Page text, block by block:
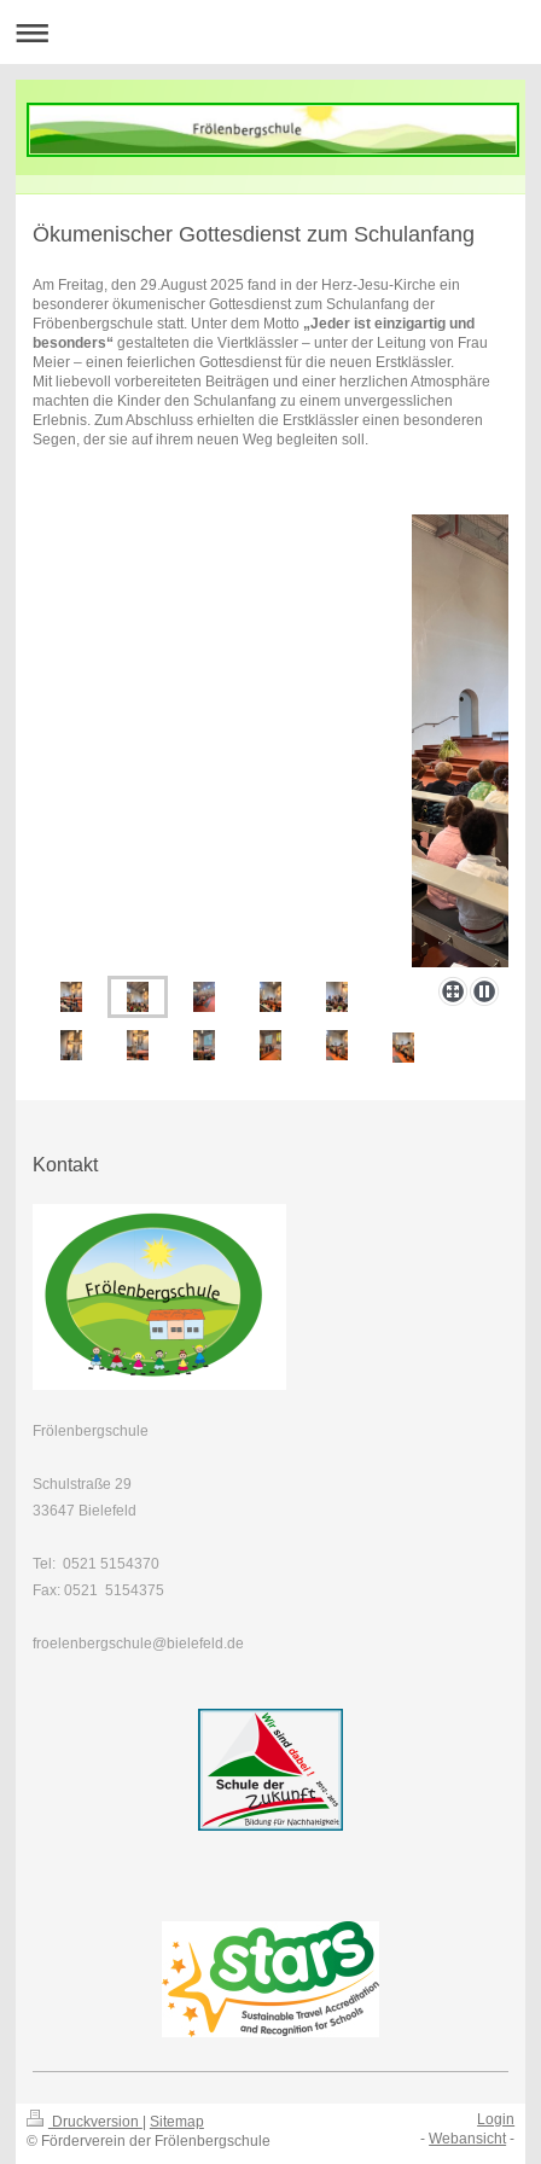
Ökumenischer Gottesdienst zum Schulanfang
Am Freitag, den 29.August 2025 fand in der Herz-Jesu-Kirche ein
besonderer ökumenischer Gottesdienst zum Schulanfang der
Fröbenbergschule statt. Unter dem Motto „Jeder ist einzigartig und
besonders“ gestalteten die Viertklässler – unter der Leitung von Frau
Meier – einen feierlichen Gottesdienst für die neuen Erstklässler.
Mit liebevoll vorbereiteten Beiträgen und einer herzlichen Atmosphäre
machten die Kinder den Schulanfang zu einem unvergesslichen
Erlebnis. Zum Abschluss erhielten die Erstklässler einen besonderen
Segen, der sie auf ihrem neuen Weg begleiten soll.
Kontakt
Frölenbergschule
Schulstraße 29
33647 Bielefeld
Tel: 0521 5154370
Fax: 0521 5154375
froelenbergschule@bielefeld.de
Druckversion | Sitemap
© Förderverein der Frölenbergschule
Login
-Webansicht -